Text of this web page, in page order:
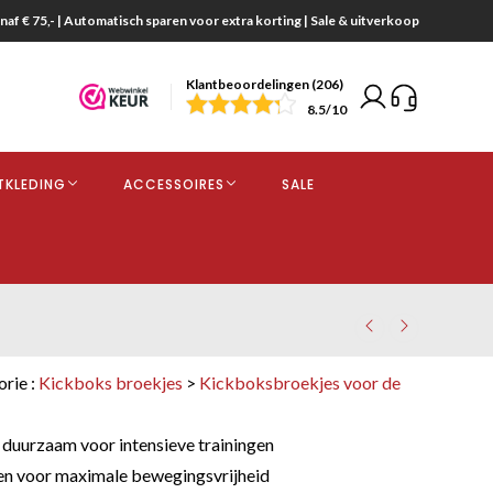
€ 75,- | Automatisch sparen voor extra korting | Sale & uitverkoop
Klantbeoordelingen (206)
8.5/10
ACCESSOIRES SALE
: Kickboks broekjes > Kickboksbroekjes voor de
voor intensieve trainingen
voor maximale bewegingsvrijheid